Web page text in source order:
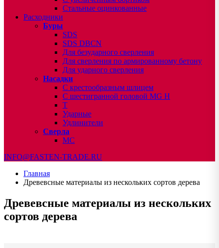
Стальные оцинкованные
Расходники
Буры
SDS
SDS DBCN
Для безударного сверления
Для сверления по армированному бетону
Для ударного сверления
Насадки
С крестообразным шлицем
С шестигранной головой MG H
T
Ударные
Удлинители
Сверла
МС
INFO@FASTEN-TRADE.RU
Главная
Древевсные материалы из нескольких сортов дерева
Древевсные материалы из нескольких
сортов дерева